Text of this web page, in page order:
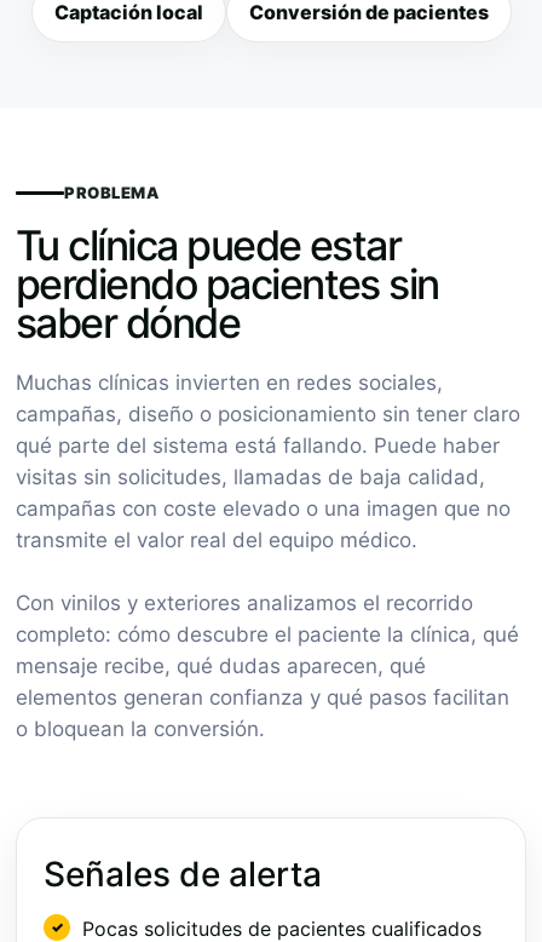
Captación local Conversión de pacientes
PROBLEMA
Tu clínica puede estar
perdiendo pacientes sin
saber dónde
Muchas clínicas invierten en redes sociales,
campañas, diseño o posicionamiento sin tener claro
qué parte del sistema está fallando. Puede haber
visitas sin solicitudes, llamadas de baja calidad,
campañas con coste elevado o una imagen que no
transmite el valor real del equipo médico.
Con vinilos y exteriores analizamos el recorrido
completo: cómo descubre el paciente la clínica, qué
mensaje recibe, qué dudas aparecen, qué
elementos generan confianza y qué pasos facilitan
o bloquean la conversión.
Señales de alerta
Pocas solicitudes de pacientes cualificados